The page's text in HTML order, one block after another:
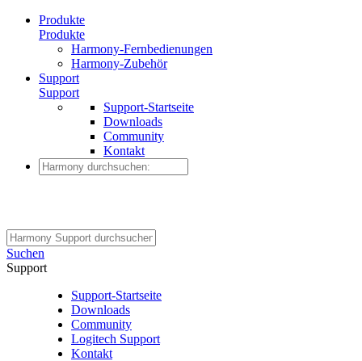
Produkte
Produkte
Harmony-Fernbedienungen
Harmony-Zubehör
Support
Support
Support-Startseite
Downloads
Community
Kontakt
Suchen
Support
Support-Startseite
Downloads
Community
Logitech Support
Kontakt